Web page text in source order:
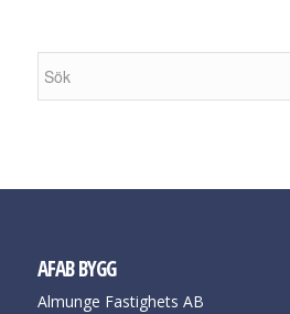
AFAB BYGG
Almunge Fastighets AB